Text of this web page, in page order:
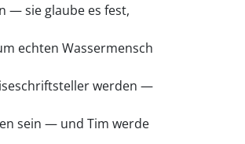
— sie glaube es fest,
echten Wassermensch
werden —
sein — und Tim werde